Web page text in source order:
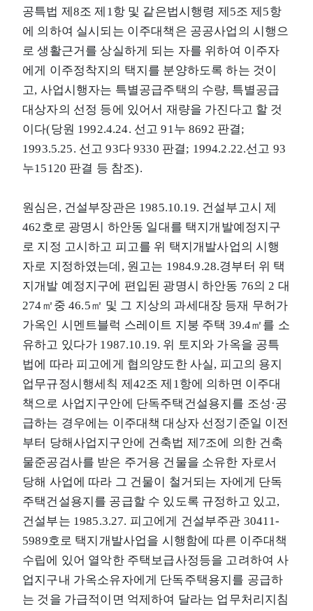
공특법 제8조 제1항 및 같은법시행령 제5조 제5항
에 의하여 실시되는 이주대책은 공공사업의 시행으
로 생활근거를 상실하게 되는 자를 위하여 이주자
에게 이주정착지의 택지를 분양하도록 하는 것이
고, 사업시행자는 특별공급주택의 수량, 특별공급
대상자의 선정 등에 있어서 재량을 가진다고 할 것
이다(당원 1992.4.24. 선고 91누 8692 판결;
1993.5.25. 선고 93다 9330 판결; 1994.2.22.선고 93
누15120 판결 등 참조).
원심은, 건설부장관은 1985.10.19. 건설부고시 제
462호로 광명시 하안동 일대를 택지개발예정지구
로 지정 고시하고 피고를 위 택지개발사업의 시행
자로 지정하였는데, 원고는 1984.9.28.경부터 위 택
지개발 예정지구에 편입된 광명시 하안동 76의 2 대
274㎡중 46.5㎡ 및 그 지상의 과세대장 등재 무허가
가옥인 시멘트블럭 스레이트 지붕 주택 39.4㎡를 소
유하고 있다가 1987.10.19. 위 토지와 가옥을 공특
법에 따라 피고에게 협의양도한 사실, 피고의 용지
업무규정시행세칙 제42조 제1항에 의하면 이주대
책으로 사업지구안에 단독주택건설용지를 조성·공
급하는 경우에는 이주대책 대상자 선정기준일 이전
부터 당해사업지구안에 건축법 제7조에 의한 건축
물준공검사를 받은 주거용 건물을 소유한 자로서
당해 사업에 따라 그 건물이 철거되는 자에게 단독
주택건설용지를 공급할 수 있도록 규정하고 있고,
건설부는 1985.3.27. 피고에게 건설부주관 30411-
5989호로 택지개발사업을 시행함에 따른 이주대책
수립에 있어 열악한 주택보급사정등을 고려하여 사
업지구내 가옥소유자에게 단독주택용지를 공급하
는 것을 가급적이면 억제하여 달라는 업무처리지침